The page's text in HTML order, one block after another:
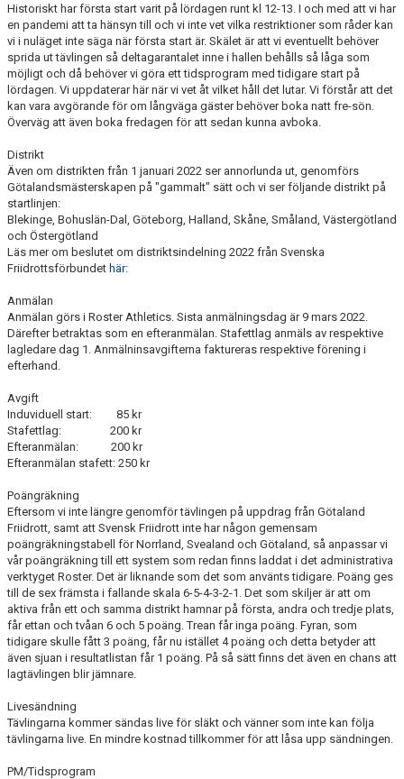
Historiskt har första start varit på lördagen runt kl 12-13. I och med att vi har
en pandemi att ta hänsyn till och vi inte vet vilka restriktioner som råder kan
vi i nuläget inte säga när första start är. Skälet är att vi eventuellt behöver
sprida ut tävlingen så deltagarantalet inne i hallen behålls så låga som
möjligt och då behöver vi göra ett tidsprogram med tidigare start på
lördagen. Vi uppdaterar här när vi vet åt vilket håll det lutar. Vi förstår att det
kan vara avgörande för om långväga gäster behöver boka natt fre-sön.
Överväg att även boka fredagen för att sedan kunna avboka.
Distrikt
Även om distrikten från 1 januari 2022 ser annorlunda ut, genomförs
Götalandsmästerskapen på "gammalt" sätt och vi ser följande distrikt på
startlinjen:
Blekinge, Bohuslän-Dal, Göteborg, Halland, Skåne, Småland, Västergötland
och Östergötland
Läs mer om beslutet om distriktsindelning 2022 från Svenska
Friidrottsförbundet här:
Anmälan
Anmälan görs i Roster Athletics. Sista anmälningsdag är 9 mars 2022.
Därefter betraktas som en efteranmälan. Stafettlag anmäls av respektive
lagledare dag 1. Anmälninsavgifterna faktureras respektive förening i
efterhand.
Avgift
Induviduell start: 85 kr
Stafettlag: 200 kr
Efteranmälan: 200 kr
Efteranmälan stafett: 250 kr
Poängräkning
Eftersom vi inte längre genomför tävlingen på uppdrag från Götaland
Friidrott, samt att Svensk Friidrott inte har någon gemensam
poängräkningstabell för Norrland, Svealand och Götaland, så anpassar vi
vår poängräkning till ett system som redan finns laddat i det administrativa
verktyget Roster. Det är liknande som det som använts tidigare. Poäng ges
till de sex främsta i fallande skala 6-5-4-3-2-1. Det som skiljer är att om
aktiva från ett och samma distrikt hamnar på första, andra och tredje plats,
får ettan och tvåan 6 och 5 poäng. Trean får inga poäng. Fyran, som
tidigare skulle fått 3 poäng, får nu istället 4 poäng och detta betyder att
även sjuan i resultatlistan får 1 poäng. På så sätt finns det även en chans att
lagtävlingen blir jämnare.
Livesändning
Tävlingarna kommer sändas live för släkt och vänner som inte kan följa
tävlingarna live. En mindre kostnad tillkommer för att låsa upp sändningen.
PM/Tidsprogram